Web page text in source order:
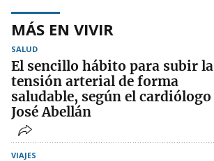
MÁS EN VIVIR
SALUD
El sencillo hábito para subir la
tensión arterial de forma
saludable, según el cardiólogo
José Abellán
VIAJES